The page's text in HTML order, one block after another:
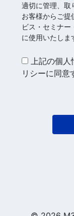
適切に管理、取
お客様からご提
ビス・セミナー
に使用いたしま
上記の個
リシーに同意